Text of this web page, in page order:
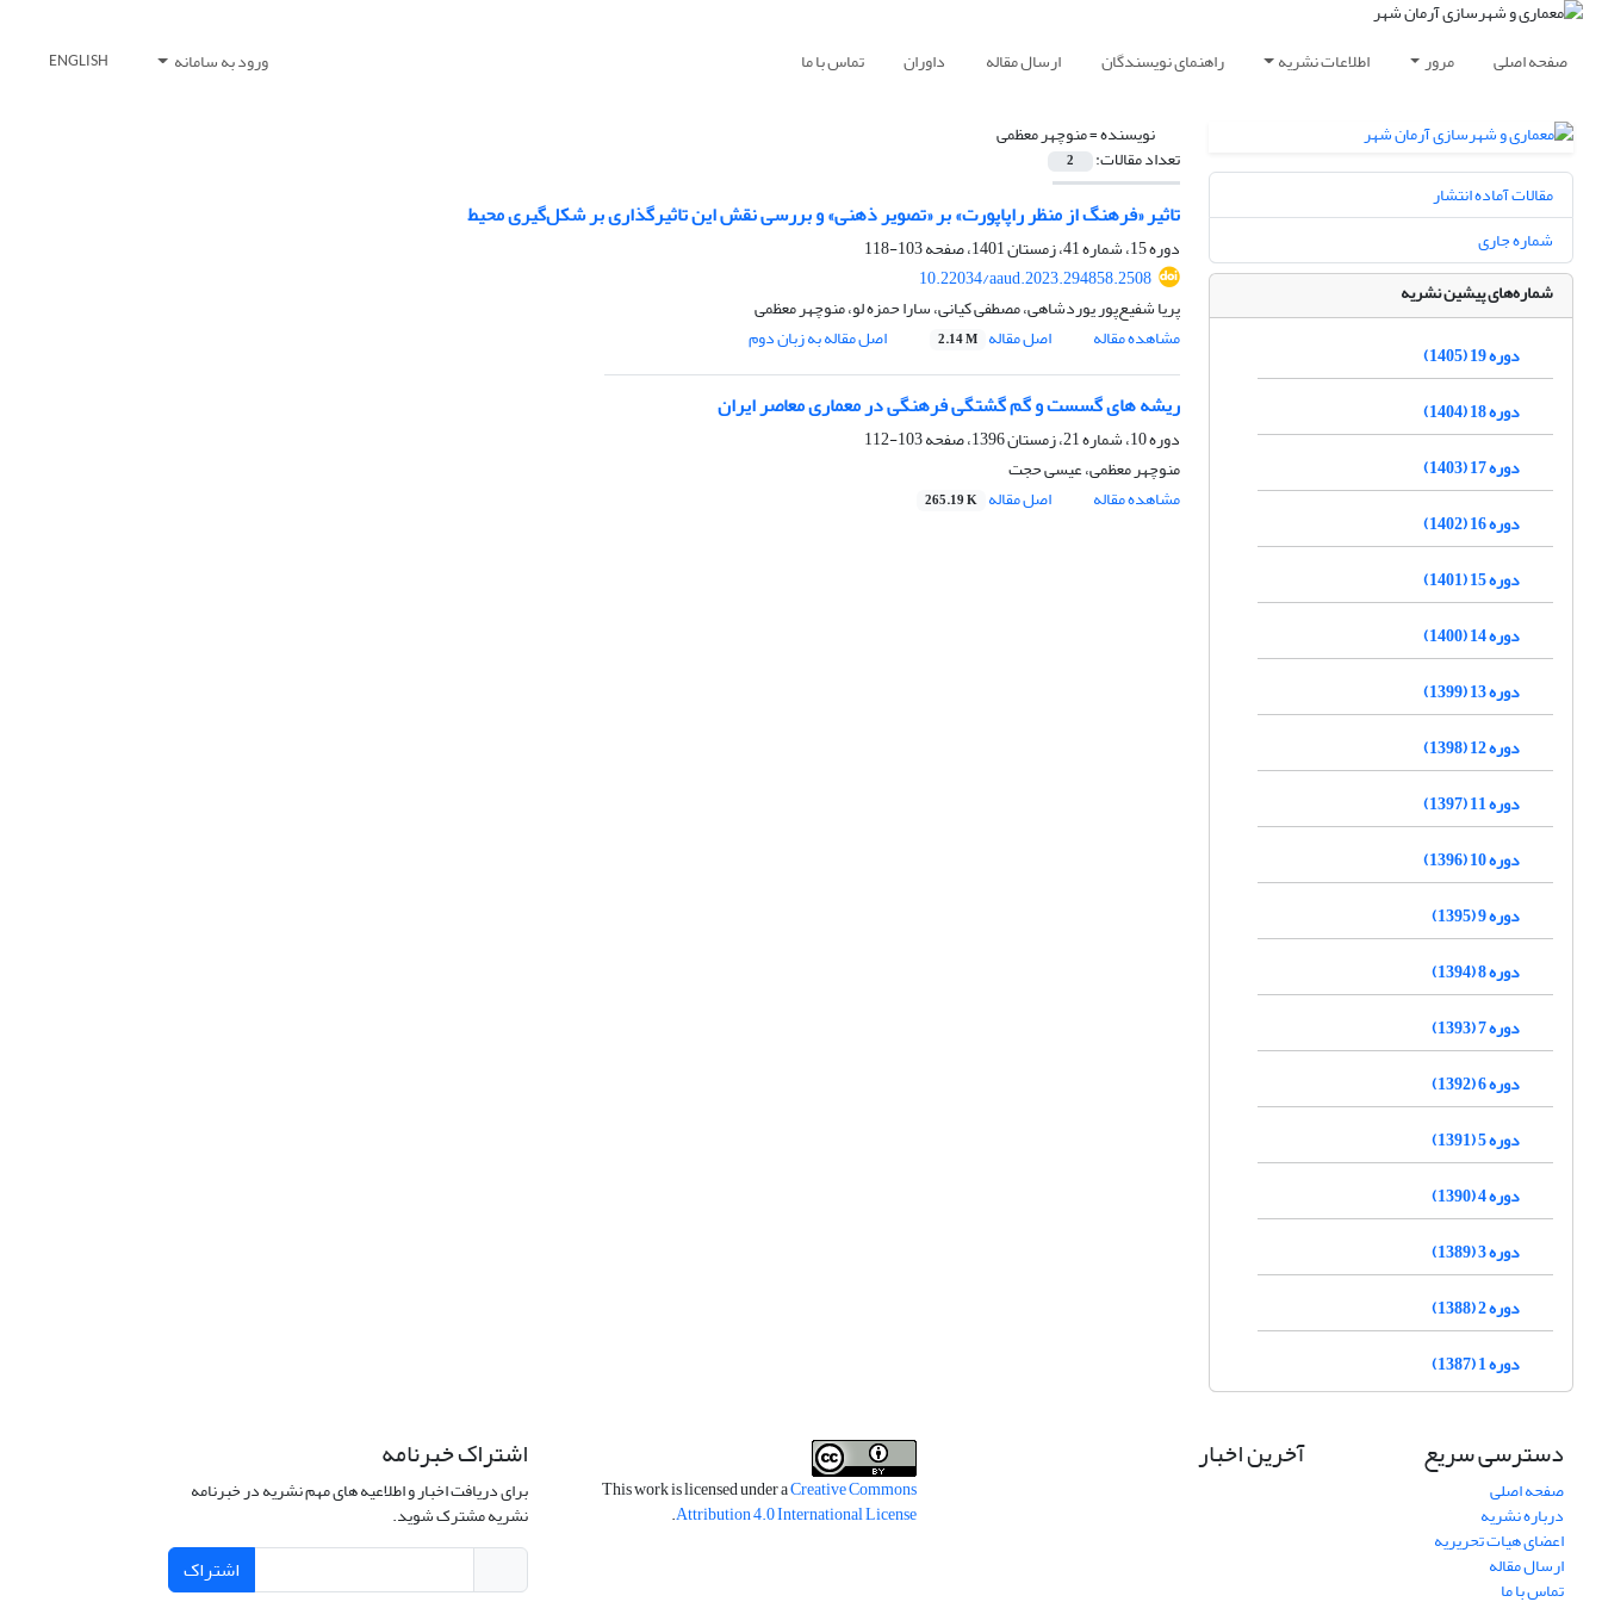
صفحه اصلی مرور اطلاعات نشریه راهنمای نویسندگان ارسال مقاله داوران تماس با ما ورود به سامانه ENGLISH
نویسنده =منوچهر معظمی
تعداد مقالات: 2
تاثیر «فرهنگ از منظر راپاپورت» بر «تصویر ذهنی» و بررسی نقش این تاثیرگذاری بر شکل‌گیری محیط
دوره 15، شماره 41، زمستان 1401، صفحه
103-118
10.22034/aaud.2023.294858.2508
پریا شفیع‌پور یوردشاهی، مصطفی کیانی، سارا حمزه لو، منوچهر معظمی
مشاهده مقاله
اصل مقاله 2.14 M اصل مقاله به زبان دوم
ریشه های گسست و گم گشتگی فرهنگی در معماری معاصر ایران
دوره 10، شماره 21، زمستان 1396، صفحه
103-112
منوچهر معظمی، عیسی حجت
مشاهده مقاله
اصل مقاله 265.19 K
مقالات آماده انتشار
شماره جاری
شماره‌های پیشین نشریه
دوره 19 (1405)
دوره 18 (1404)
دوره 17 (1403)
دوره 16 (1402)
دوره 15 (1401)
دوره 14 (1400)
دوره 13 (1399)
دوره 12 (1398)
دوره 11 (1397)
دوره 10 (1396)
دوره 9 (1395)
دوره 8 (1394)
دوره 7 (1393)
دوره 6 (1392)
دوره 5 (1391)
دوره 4 (1390)
دوره 3 (1389)
دوره 2 (1388)
دوره 1 (1387)
دسترسی سریع
صفحه اصلی
درباره نشریه
اعضای هیات تحریریه
ارسال مقاله
تماس با ما
آخرین اخبار
This work is licensed under aCreative Commons
Attribution 4.0 International License
.
اشتراک خبرنامه
برای دریافت اخبار و اطلاعیه های مهم نشریه در خبرنامه
نشریه مشترک شوید.
اشتراک